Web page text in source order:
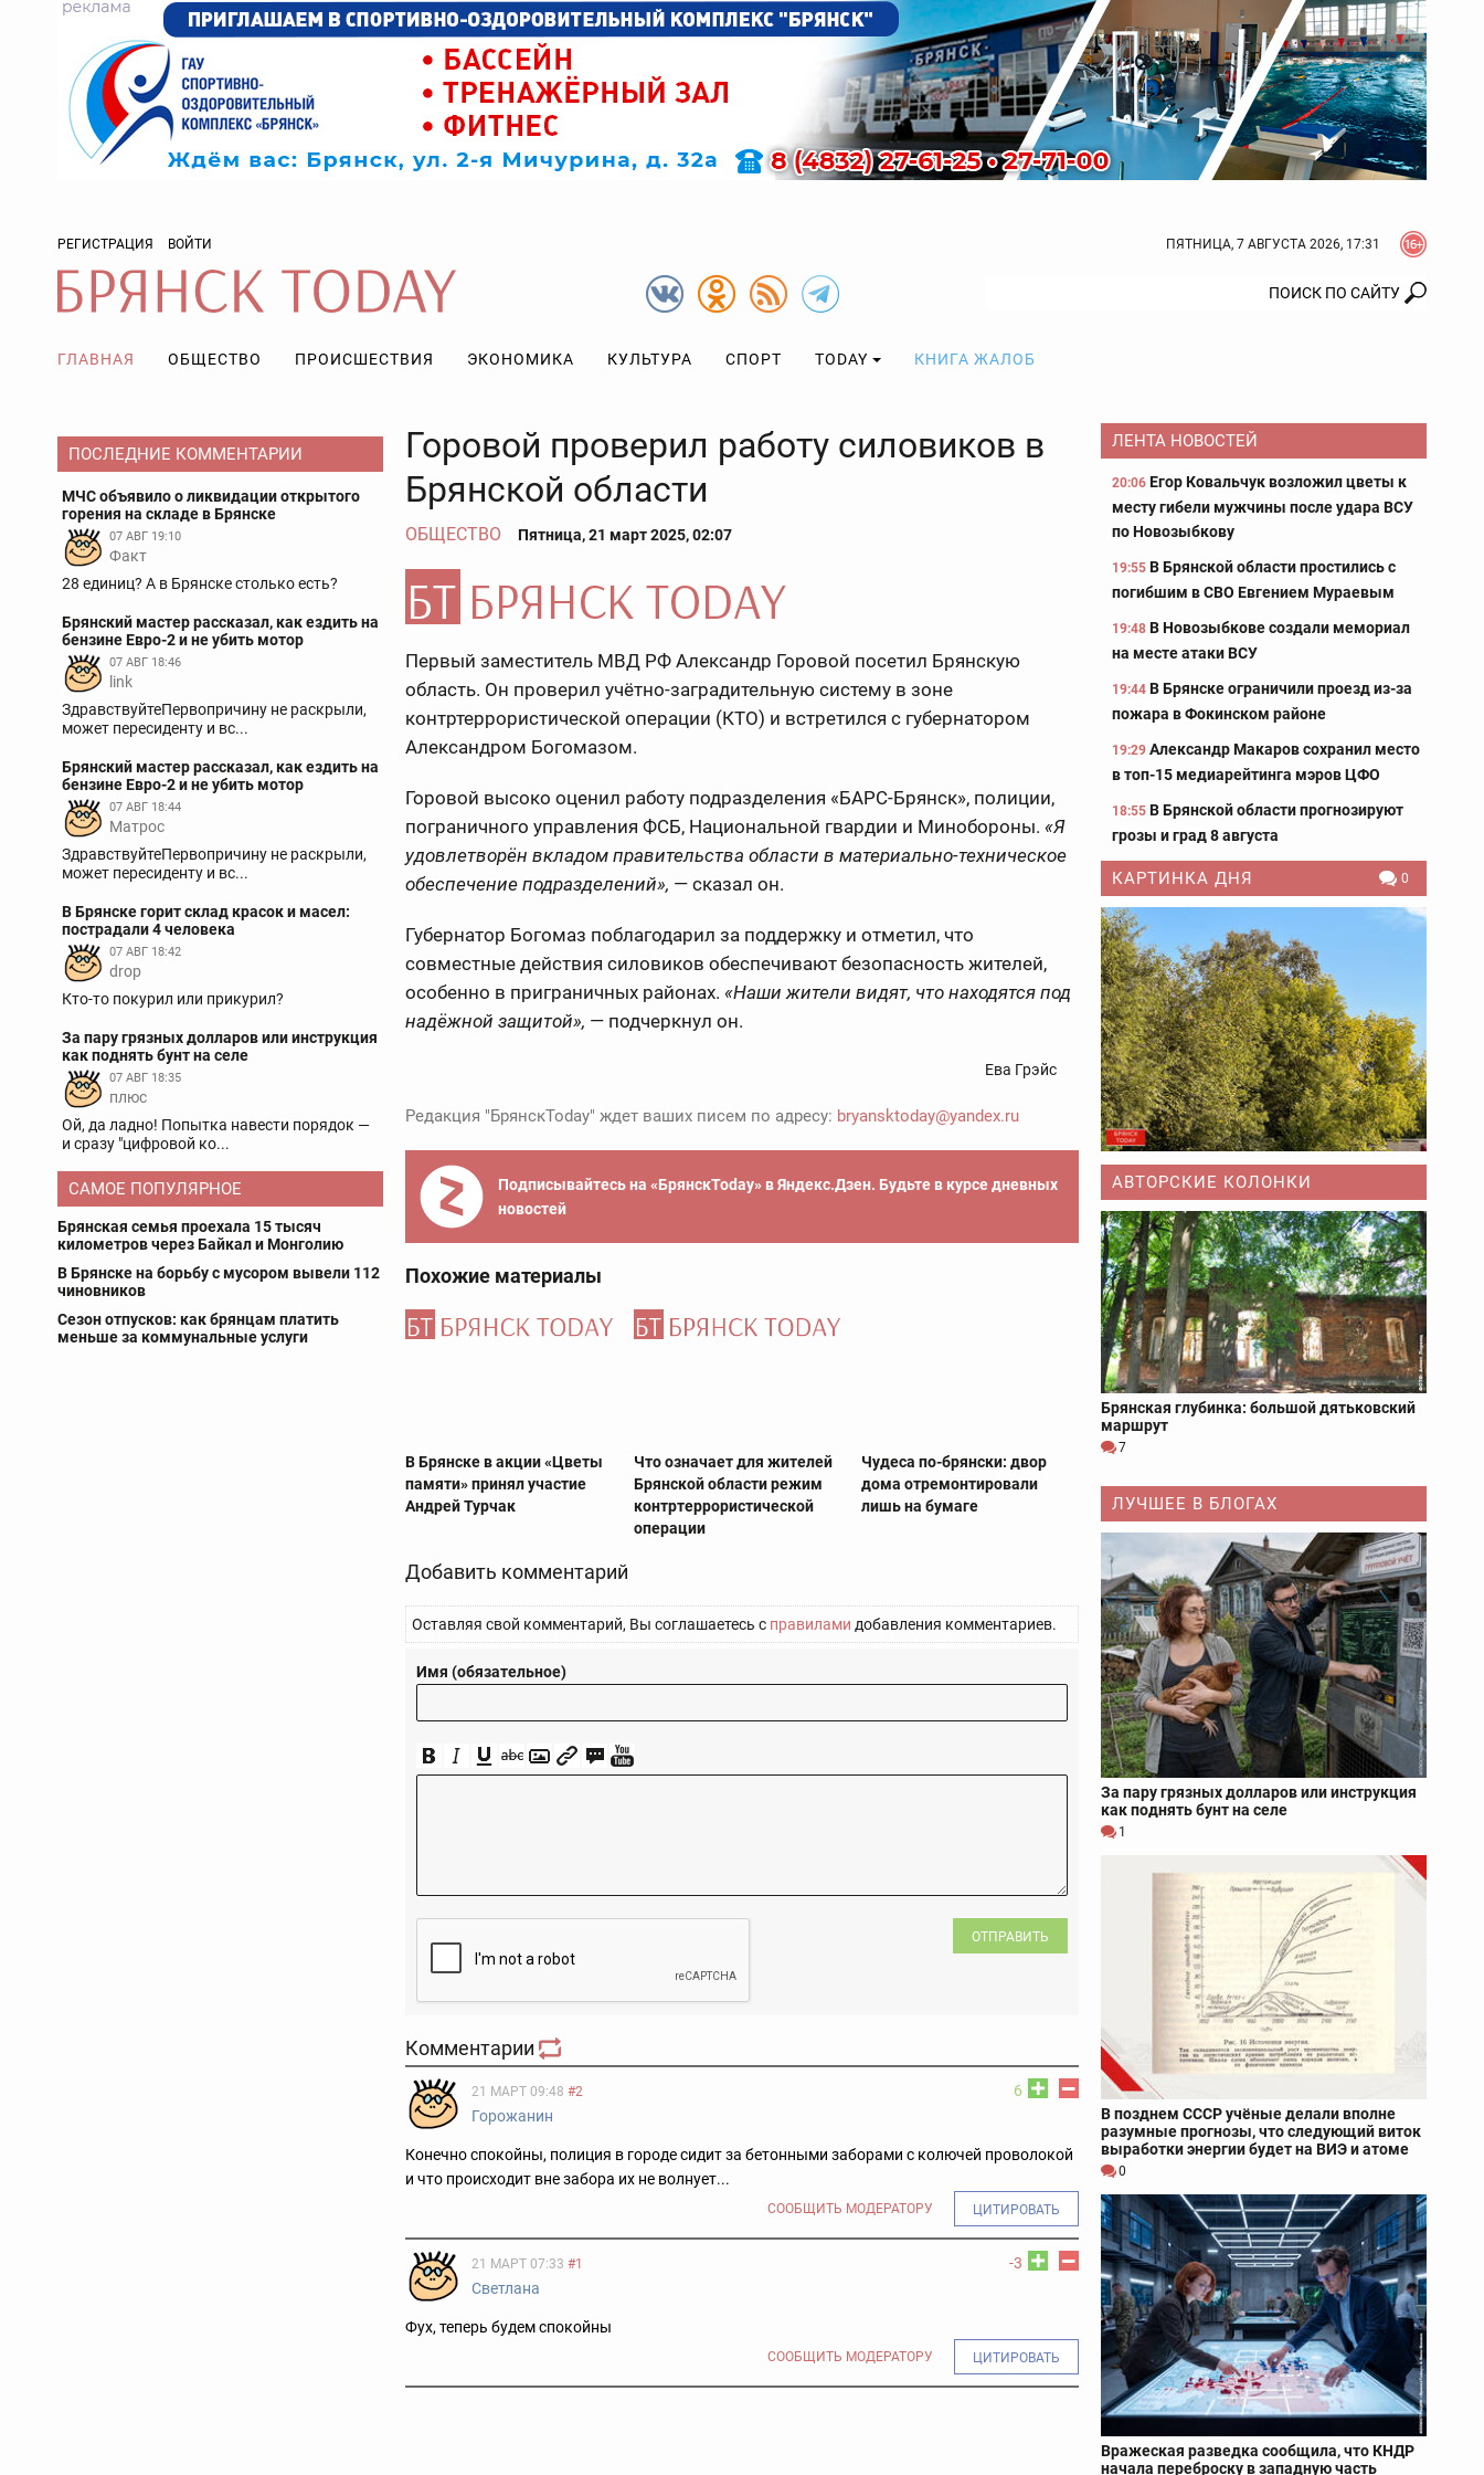
РЕГИСТРАЦИЯ ВОЙТИ ПЯТНИЦА, 7 АВГУСТА 2026, 17:31
ГЛАВНАЯ ОБЩЕСТВО ПРОИСШЕСТВИЯ ЭКОНОМИКА КУЛЬТУРА СПОРТ TODAY КНИГА ЖАЛОБ
ПОСЛЕДНИЕ КОММЕНТАРИИ
МЧС объявило о ликвидации открытого
горения на складе в Брянске
07 АВГ 19:10
Факт
28 единиц? А в Брянске столько есть?
Брянский мастер рассказал, как ездить на
бензине Евро-2 и не убить мотор
07 АВГ 18:46
link
ЗдравствуйтеПервопричину не раскрыли,
может пересиденту и вс...
Брянский мастер рассказал, как ездить на
бензине Евро-2 и не убить мотор
07 АВГ 18:44
Матрос
ЗдравствуйтеПервопричину не раскрыли,
может пересиденту и вс...
В Брянске горит склад красок и масел:
пострадали 4 человека
07 АВГ 18:42
drop
Кто-то покурил или прикурил?
За пару грязных долларов или инструкция
как поднять бунт на селе
07 АВГ 18:35
плюс
Ой, да ладно! Попытка навести порядок —
и сразу "цифровой ко...
САМОЕ ПОПУЛЯРНОЕ
Брянская семья проехала 15 тысяч
километров через Байкал и Монголию
В Брянске на борьбу с мусором вывели 112
чиновников
Сезон отпусков: как брянцам платить
меньше за коммунальные услуги
Горовой проверил работу силовиков в
Брянской области
ОБЩЕСТВО Пятница, 21 март 2025, 02:07
Первый заместитель МВД РФ Александр Горовой посетил Брянскую
область. Он проверил учётно-заградительную систему в зоне
контртеррористической операции (КТО) и встретился с губернатором
Александром Богомазом.
Горовой высоко оценил работу подразделения «БАРС-Брянск», полиции,
пограничного управления ФСБ, Национальной гвардии и Минобороны. «Я
удовлетворён вкладом правительства области в материально-техническое
обеспечение подразделений», — сказал он.
Губернатор Богомаз поблагодарил за поддержку и отметил, что
совместные действия силовиков обеспечивают безопасность жителей,
особенно в приграничных районах. «Наши жители видят, что находятся под
надёжной защитой», — подчеркнул он.
Ева Грэйс
Редакция "БрянскToday" ждет ваших писем по адресу: bryansktoday@yandex.ru
Подписывайтесь на «БрянскToday» в Яндекс.Дзен. Будьте в курсе дневных
новостей
Похожие материалы
В Брянске в акции «Цветы
памяти» принял участие
Андрей Турчак
Что означает для жителей
Брянской области режим
контртеррористической
операции
Чудеса по-брянски: двор
дома отремонтировали
лишь на бумаге
Добавить комментарий
Оставляя свой комментарий, Вы соглашаетесь с правилами добавления комментариев.
Имя (обязательное)
ОТПРАВИТЬ
Комментарии
6
21 МАРТ 09:48 #2
Горожанин
Конечно спокойны, полиция в городе сидит за бетонными заборами с колючей проволокой
и что происходит вне забора их не волнует...
СООБЩИТЬ МОДЕРАТОРУ ЦИТИРОВАТЬ
-3
21 МАРТ 07:33 #1
Светлана
Фух, теперь будем спокойны
СООБЩИТЬ МОДЕРАТОРУ ЦИТИРОВАТЬ
ЛЕНТА НОВОСТЕЙ
20:06 Егор Ковальчук возложил цветы к
месту гибели мужчины после удара ВСУ
по Новозыбкову
19:55 В Брянской области простились с
погибшим в СВО Евгением Мураевым
19:48 В Новозыбкове создали мемориал
на месте атаки ВСУ
19:44 В Брянске ограничили проезд из-за
пожара в Фокинском районе
19:29 Александр Макаров сохранил место
в топ-15 медиарейтинга мэров ЦФО
18:55 В Брянской области прогнозируют
грозы и град 8 августа
КАРТИНКА ДНЯ 0
АВТОРСКИЕ КОЛОНКИ
Брянская глубинка: большой дятьковский
маршрут
7
ЛУЧШЕЕ В БЛОГАХ
За пару грязных долларов или инструкция
как поднять бунт на селе
1
В позднем СССР учёные делали вполне
разумные прогнозы, что следующий виток
выработки энергии будет на ВИЭ и атоме
0
Вражеская разведка сообщила, что КНДР
начала переброску в западную часть